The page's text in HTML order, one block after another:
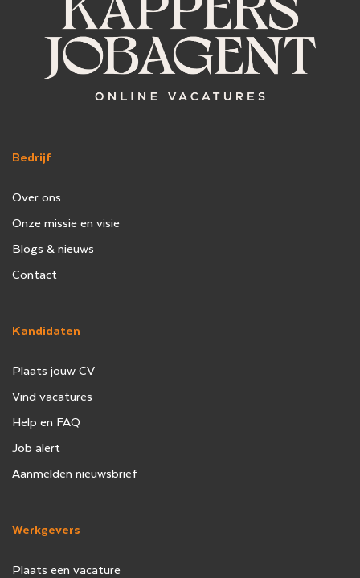
Bedrijf
Over ons
Onze missie en visie
Blogs & nieuws
Contact
Kandidaten
Plaats jouw CV
Vind vacatures
Help en FAQ
Job alert
Aanmelden nieuwsbrief
Werkgevers
Plaats een vacature